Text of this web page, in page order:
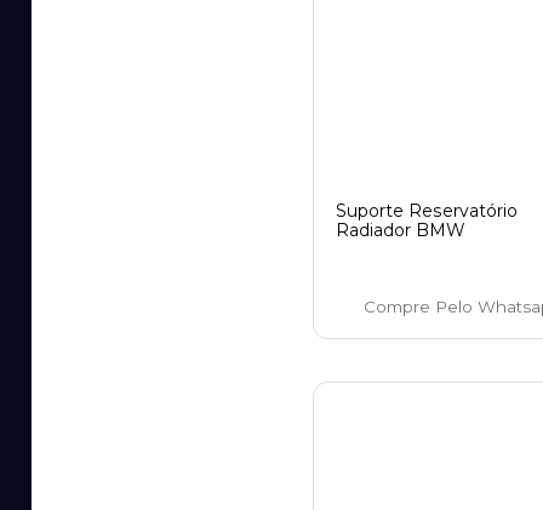
Suporte Reservatório
Radiador BMW
Compre Pelo